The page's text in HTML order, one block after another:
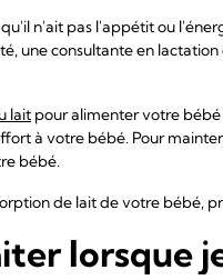
n'ait pas l'appétit ou
une consultante en
lait pour alimenter votre
à votre bébé. Pour
bébé.
de lait de votre bébé,
lorsque